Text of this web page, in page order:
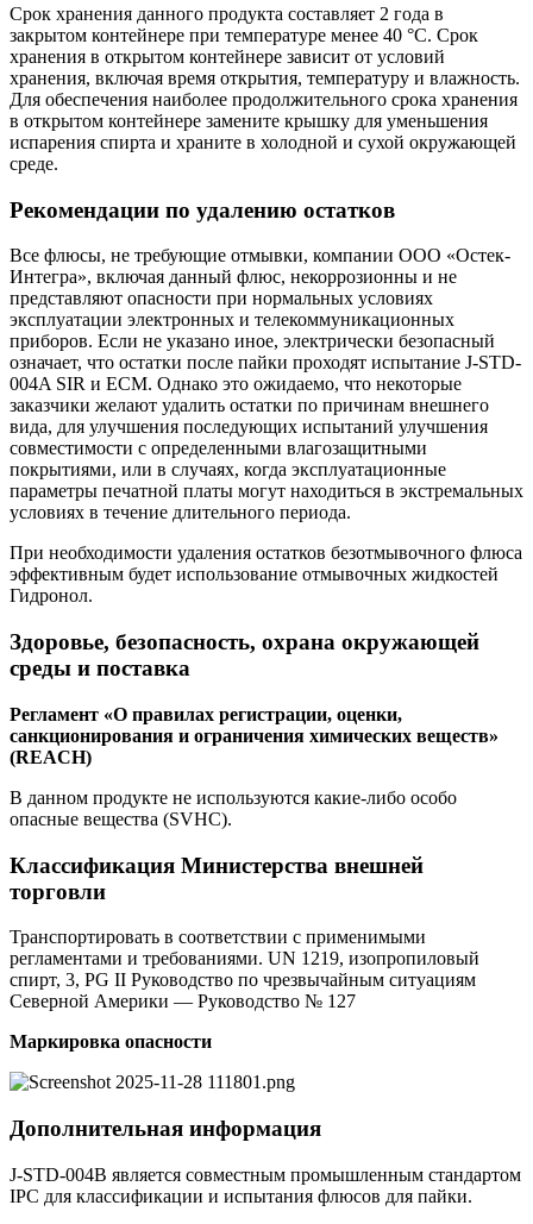
Срок хранения данного продукта составляет 2 года в
закрытом контейнере при температуре менее 40 °C. Срок
хранения в открытом контейнере зависит от условий
хранения, включая время открытия, температуру и влажность.
Для обеспечения наиболее продолжительного срока хранения
в открытом контейнере замените крышку для уменьшения
испарения спирта и храните в холодной и сухой окружающей
среде.
Рекомендации по удалению остатков
Все флюсы, не требующие отмывки, компании ООО «Остек-
Интегра», включая данный флюс, некоррозионны и не
представляют опасности при нормальных условиях
эксплуатации электронных и телекоммуникационных
приборов. Если не указано иное, электрически безопасный
означает, что остатки после пайки проходят испытание J-STD-
004A SIR и ECM. Однако это ожидаемо, что некоторые
заказчики желают удалить остатки по причинам внешнего
вида, для улучшения последующих испытаний улучшения
совместимости с определенными влагозащитными
покрытиями, или в случаях, когда эксплуатационные
параметры печатной платы могут находиться в экстремальных
условиях в течение длительного периода.
При необходимости удаления остатков безотмывочного флюса
эффективным будет использование отмывочных жидкостей
Гидронол.
Здоровье, безопасность, охрана окружающей
среды и поставка
Регламент «О правилах регистрации, оценки,
санкционирования и ограничения химических веществ»
(REACH)
В данном продукте не используются какие-либо особо
опасные вещества (SVHC).
Классификация Министерства внешней
торговли
Транспортировать в соответствии с применимыми
регламентами и требованиями. UN 1219, изопропиловый
спирт, 3, PG II Руководство по чрезвычайным ситуациям
Северной Америки — Руководство № 127
Маркировка опасности
Дополнительная информация
J-STD-004B является совместным промышленным стандартом
IPC для классификации и испытания флюсов для пайки.